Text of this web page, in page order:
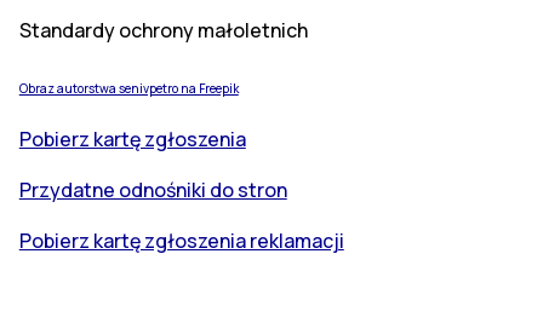
Standardy ochrony małoletnich
Obraz autorstwa senivpetro na Freepik
Pobierz kartę zgłoszenia
Przydatne odnośniki do stron
Pobierz kartę zgłoszenia reklamacji